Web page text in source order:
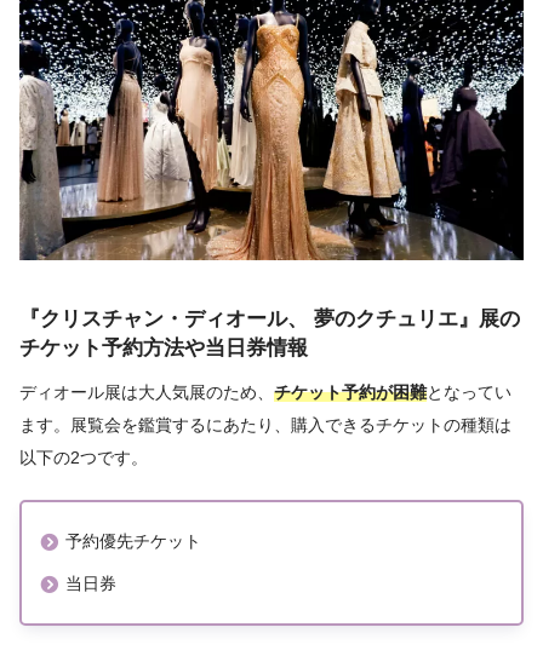
『クリスチャン・ディオール、 夢のクチュリエ』展の
チケット予約方法や当日券情報
ディオール展は大人気展のため、 チケット予約が困難となってい
ます。展覧会を鑑賞するにあたり、購入できるチケットの種類は
以下の2つです。
予約優先チケット
当日券